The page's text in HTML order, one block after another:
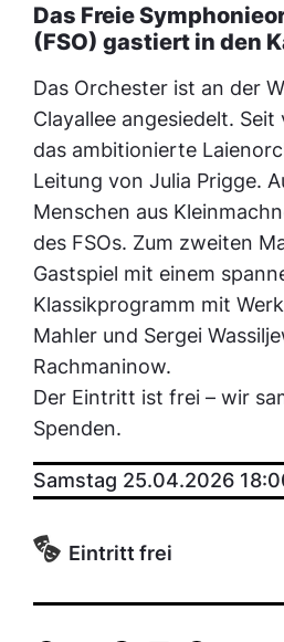
Das Freie
(FSO) gastiert in den
Das Orchester ist an der
Clayallee angesiedelt.
das ambitionierte
Leitung von Julia Prigge.
Menschen aus
des FSOs. Zum zweiten
Gastspiel mit einem
Klassikprogramm mit
Mahler und Sergei
Rachmaninow.
Der Eintritt ist frei – wir
Spenden.
Samstag 25.04.2026
Eintritt frei